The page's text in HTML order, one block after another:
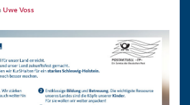
Uwe Voss